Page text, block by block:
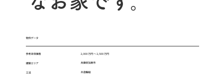
​物件データ
参考本体価格 2,000 万円 ～ 2,500 万円
建築エリア 兵庫県加東市
工法 木造軸組